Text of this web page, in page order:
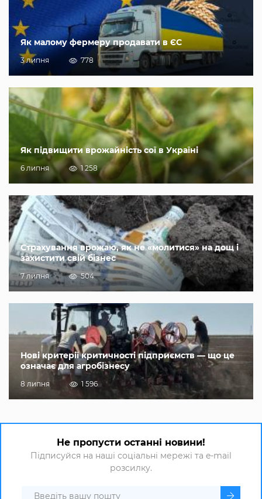
Як малому фермеру продавати в ЄС
3 липня 778
Як підвищити врожайність сої в Україні
6 липня 1 258
Страхування врожаю, як не «молитися» на дощ і
захистити свій бізнес
7 липня 504
Нові критерії критичності підприємств — що це
означає для агробізнесу
8 липня 1 596
Не пропусти останні новини!
Підписуйся на наші соціальні мережі та e-mail
розсилку.